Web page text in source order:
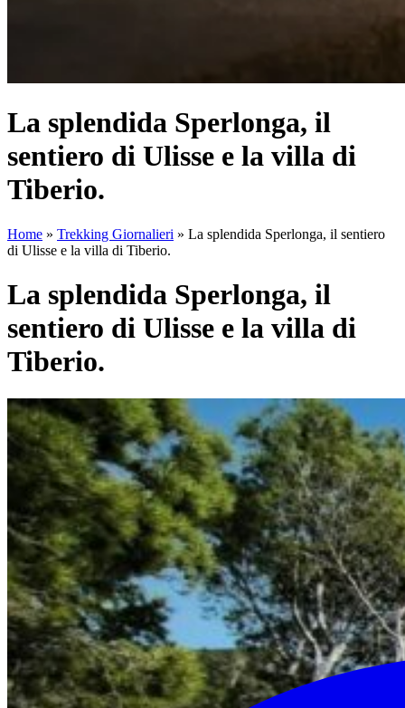
La splendida Sperlonga, il
sentiero di Ulisse e la villa di
Tiberio.
Home » Trekking Giornalieri » La splendida Sperlonga, il sentiero
di Ulisse e la villa di Tiberio.
La splendida Sperlonga, il
sentiero di Ulisse e la villa di
Tiberio.